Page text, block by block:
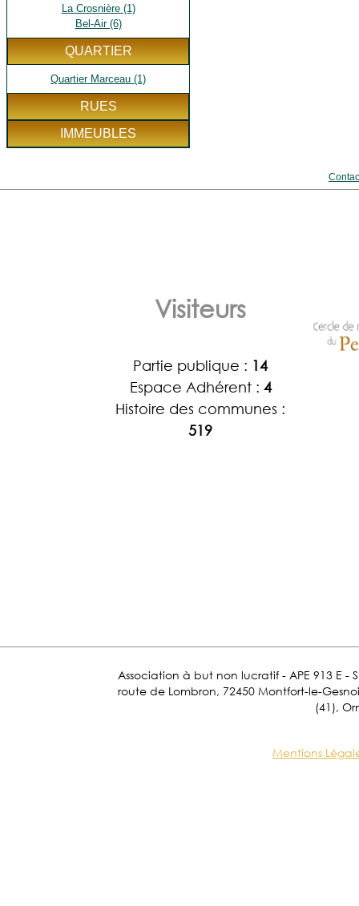
La Crosnière (1)
Bel-Air (6)
QUARTIER
Quartier Marceau (1)
RUES
IMMEUBLES
Visiteurs
Partie publique : 14
Espace Adhérent : 4
Histoire des communes :
519
Association à but non lucratif - APE 913 E -
route de Lombron, 72450 Montfort-le-
(41),
Mentions